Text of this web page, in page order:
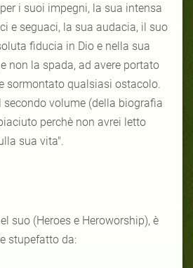
i suoi impegni, la sua intensa
e seguaci, la sua audacia, il suo
fiducia in Dio e nella sua
non la spada, ad avere portato
sormontato qualsiasi ostacolo.
secondo volume (della biografia
perchè non avrei letto
sua vita".
suo (Heroes e Heroworship), è
stupefatto da: